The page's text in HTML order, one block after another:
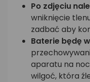
Po zdjęciu
wniknięcie
zadbać aby
Baterie będę
aparatu na
wilgoć, która